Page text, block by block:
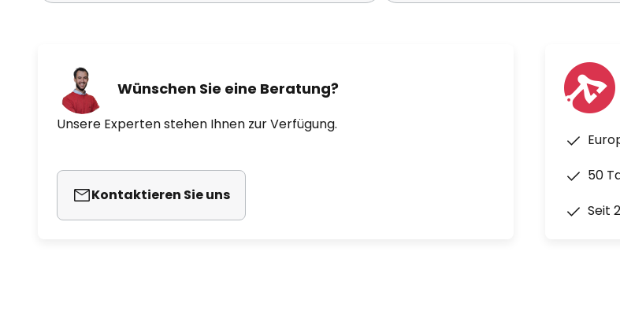
Wünschen Sie eine Beratung?
Unsere Experten stehen Ihnen zur Verfügung.
Kontaktieren Sie uns
50
Seit